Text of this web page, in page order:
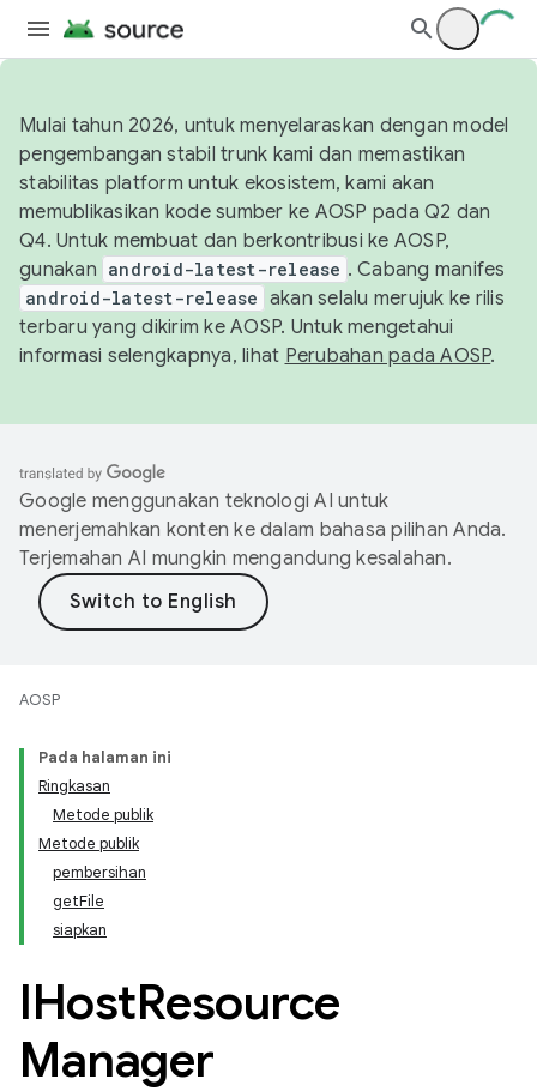
Mulai tahun 2026, untuk menyelaraskan dengan model
pengembangan stabil trunk kami dan memastikan
stabilitas platform untuk ekosistem, kami akan
memublikasikan kode sumber ke AOSP pada Q2 dan
Q4. Untuk membuat dan berkontribusi ke AOSP,
gunakan android-latest-release . Cabang manifes
android-latest-release akan selalu merujuk ke rilis
terbaru yang dikirim ke AOSP. Untuk mengetahui
informasi selengkapnya, lihat Perubahan pada AOSP.
Google menggunakan teknologi AI untuk
menerjemahkan konten ke dalam bahasa pilihan Anda.
Terjemahan AI mungkin mengandung kesalahan.
AOSP
Pada halaman ini
Ringkasan
Metode publik
Metode publik
pembersihan
getFile
siapkan
IHostResource
Manager